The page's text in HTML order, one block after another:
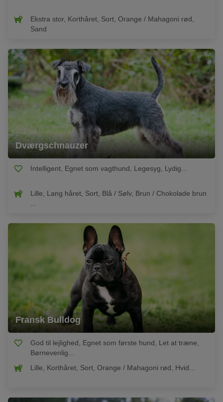
Ekstra stor, Korthåret, Sort, Orange / Mahagoni rød,
Sand
Dværgschnauzer
Intelligent, Egnet som vagthund, Legesyg, Lydig...
Lille, Lang håret, Sort, Blå / Sølv, Brun / Chokolade brun
Fransk Bulldog
God til lejlighed, Egnet som første hund, Let at træne,
Børnevenlig...
Lille, Korthåret, Sort, Orange / Mahagoni rød, Hvid...